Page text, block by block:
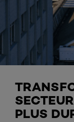
PLUS